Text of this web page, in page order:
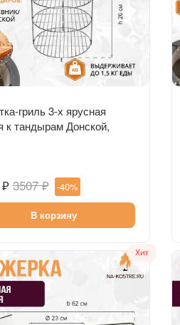
гриль 3-х ярусная
к тандырам Донской,
3507 ₽ -40%
В корзину